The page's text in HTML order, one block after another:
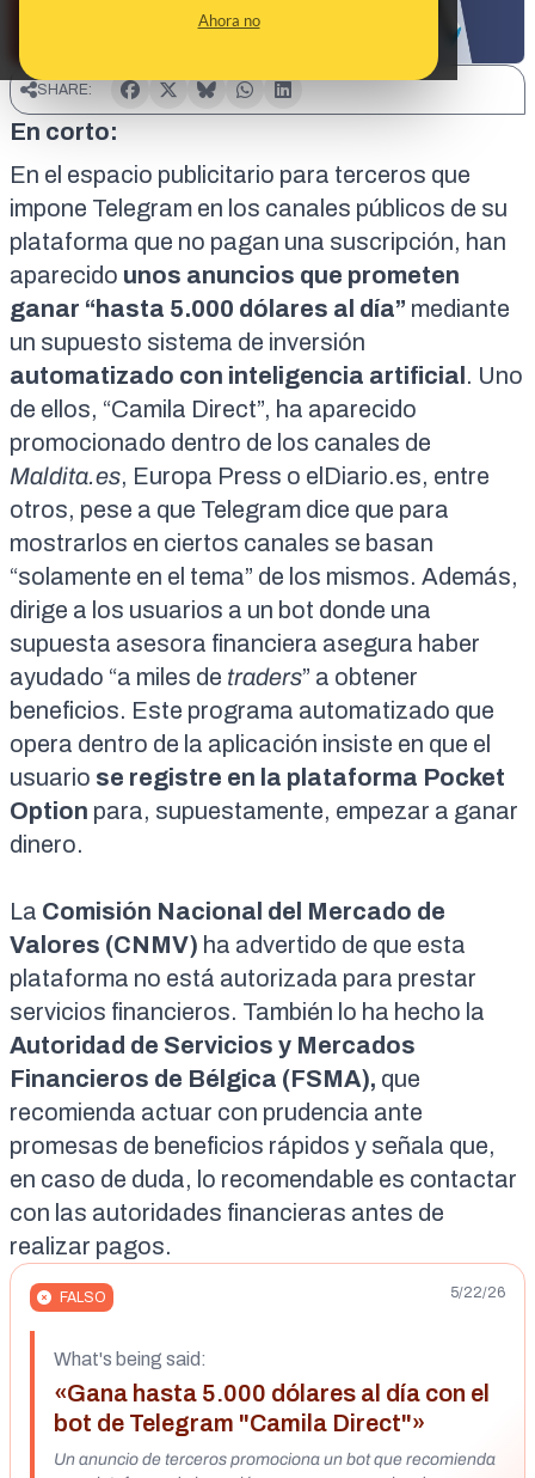
Ahora no
SHARE:
En corto:
En el espacio publicitario para terceros que
impone Telegram en los canales públicos de su
plataforma que no pagan una suscripción, han
aparecido unos anuncios que prometen
ganar “hasta 5.000 dólares al día” mediante
un supuesto sistema de inversión
automatizado con inteligencia artificial . Uno
de ellos, “Camila Direct”, ha aparecido
promocionado dentro de los canales de
Maldita.es, Europa Press o elDiario.es, entre
otros, pese a que Telegram dice que para
mostrarlos en ciertos canales se basan
“solamente en el tema” de los mismos. Además,
dirige a los usuarios a un bot donde una
supuesta asesora financiera asegura haber
ayudado “a miles de traders” a obtener
beneficios. Este programa automatizado que
opera dentro de la aplicación insiste en que el
usuario se registre en la plataforma Pocket
Option para, supuestamente, empezar a ganar
dinero.
La Comisión Nacional del Mercado de
Valores (CNMV) ha advertido de que esta
plataforma no está autorizada para prestar
servicios financieros. También lo ha hecho la
Autoridad de Servicios y Mercados
Financieros de Bélgica (FSMA), que
recomienda actuar con prudencia ante
promesas de beneficios rápidos y señala que,
en caso de duda, lo recomendable es contactar
con las autoridades financieras antes de
realizar pagos.
FALSO 5/22/26
What's being said:
«Gana hasta 5.000 dólares al día con el
bot de Telegram "Camila Direct"»
Un anuncio de terceros promociona un bot que recomienda